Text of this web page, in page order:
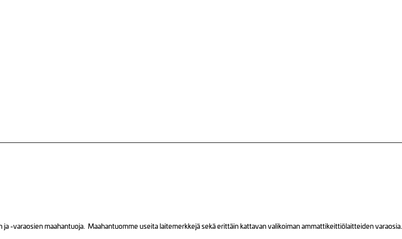
-varaosien maahantuoja. Maahantuomme useita laitemerkkejä sekä erittäin kattavan valikoiman ammattikeittiölaitteiden varaosia.